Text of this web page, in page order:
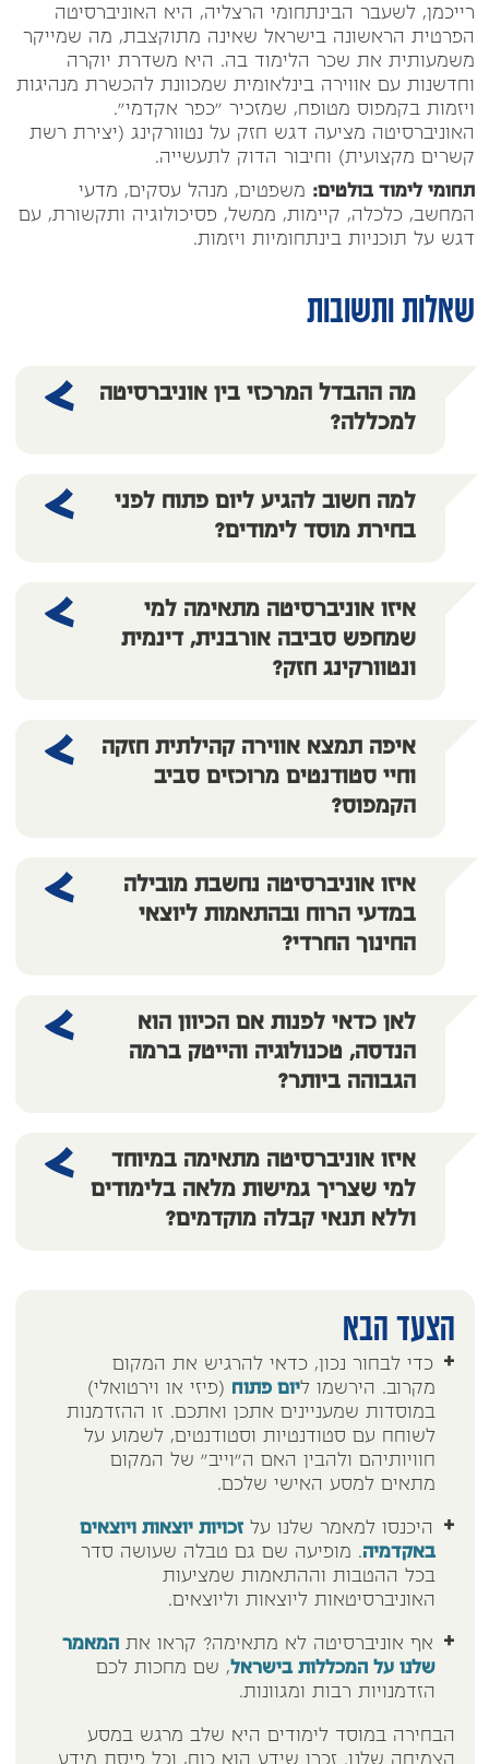
רייכמן, לשעבר הבינתחומי הרצליה, היא האוניברסיטה
הפרטית הראשונה בישראל שאינה מתוקצבת, מה שמייקר
משמעותית את שכר הלימוד בה. היא משדרת יוקרה
וחדשנות עם אווירה בינלאומית שמכוונת להכשרת מנהיגות
ויזמות בקמפוס מטופח, שמזכיר "כפר אקדמי".
האוניברסיטה מציעה דגש חזק על נטוורקינג (יצירת רשת
קשרים מקצועית) וחיבור הדוק לתעשייה.
תחומי לימוד בולטים: משפטים, מנהל עסקים, מדעי
המחשב, כלכלה, קיימות, ממשל, פסיכולוגיה ותקשורת, עם
דגש על תוכניות בינתחומיות ויזמות.
שאלות ותשובות
מה ההבדל המרכזי בין אוניברסיטה
למכללה?
למה חשוב להגיע ליום פתוח לפני
בחירת מוסד לימודים?
איזו אוניברסיטה מתאימה למי
שמחפש סביבה אורבנית, דינמית
ונטוורקינג חזק?
איפה תמצא אווירה קהילתית חזקה
וחיי סטודנטים מרוכזים סביב
הקמפוס?
איזו אוניברסיטה נחשבת מובילה
במדעי הרוח ובהתאמות ליוצאי
החינוך החרדי?
לאן כדאי לפנות אם הכיוון הוא
הנדסה, טכנולוגיה והייטק ברמה
הגבוהה ביותר?
איזו אוניברסיטה מתאימה במיוחד
למי שצריך גמישות מלאה בלימודים
וללא תנאי קבלה מוקדמים?
הצעד הבא
כדי לבחור נכון, כדאי להרגיש את המקום
מקרוב. הירשמו ליום פתוח (פיזי או וירטואלי)
במוסדות שמעניינים אתכן ואתכם. זו ההזדמנות
לשוחח עם סטודנטיות וסטודנטים, לשמוע על
חוויותיהם ולהבין האם ה"וייב" של המקום
מתאים למסע האישי שלכם.
היכנסו למאמר שלנו עלזכויות יוצאות ויוצאים
באקדמיה. מופיעה שם גם טבלה שעושה סדר
בכל ההטבות וההתאמות שמציעות
האוניברסיטאות ליוצאות וליוצאים.
אף אוניברסיטה לא מתאימה? קראו אתהמאמר
שלנו על המכללות בישראל, שם מחכות לכם
הזדמנויות רבות ומגוונות.
הבחירה במוסד לימודים היא שלב מרגש במסע